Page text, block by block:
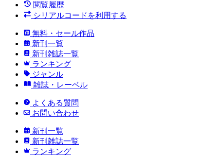
閲覧履歴
シリアルコードを利用する
無料・セール作品
新刊一覧
新刊雑誌一覧
ランキング
ジャンル
雑誌・レーベル
よくある質問
お問い合わせ
新刊一覧
新刊雑誌一覧
ランキング